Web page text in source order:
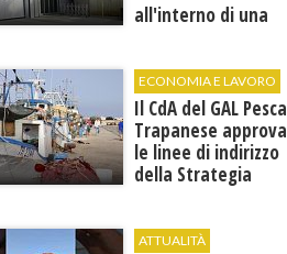
all'interno di una
Sofia"
ECONOMIA E LAVORO
Il CdA del GAL Pesca
Trapanese approva
le linee di indirizzo
della Strategia
ATTUALITÀ